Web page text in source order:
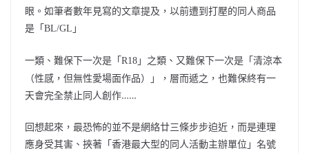
眼。如筆者數年見寫的文章提及，以前遭到打壓的同人商品
是「BL/GL」
一類、難保下一次是「R18 」之類、又難保下一次是「清涼本
（性感，但無性愛場面作品）」，層而遞之，也難保終有一
天會完全禁止同人創作……
回想起來，最恐怖的並不是網絡廿三條步步迫近，而是連理
應身受其害、挾著「香港最大型的同人活動主辦單位」名號